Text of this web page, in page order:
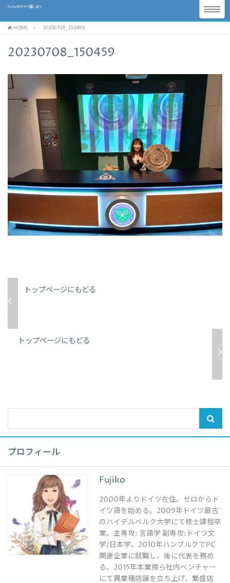
Fujikoのドイツ道しるべ
HOME 20230708_150459
20230708_150459
トップページにもどる
トップページにもどる
プロフィール
Fujiko
2000年よりドイツ在住。ゼロからド
イツ語を始める。2009年ドイツ最古
のハイデルベルク大学にて修士課程卒
業。主専攻: 言語学 副専攻:ドイツ文
学/日本学。2010年ハンブルクでPC
関連企業に就職し、後に代表を務め
る。2015年本業傍ら社内ベンチャー
にて異業種店舗を立ち上げ、繁盛店